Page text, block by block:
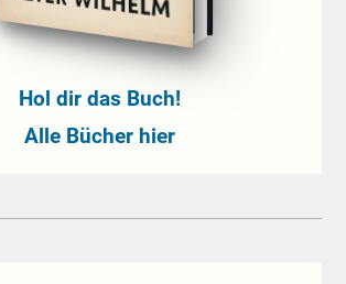
Hol dir das Buch!
Alle Bücher hier